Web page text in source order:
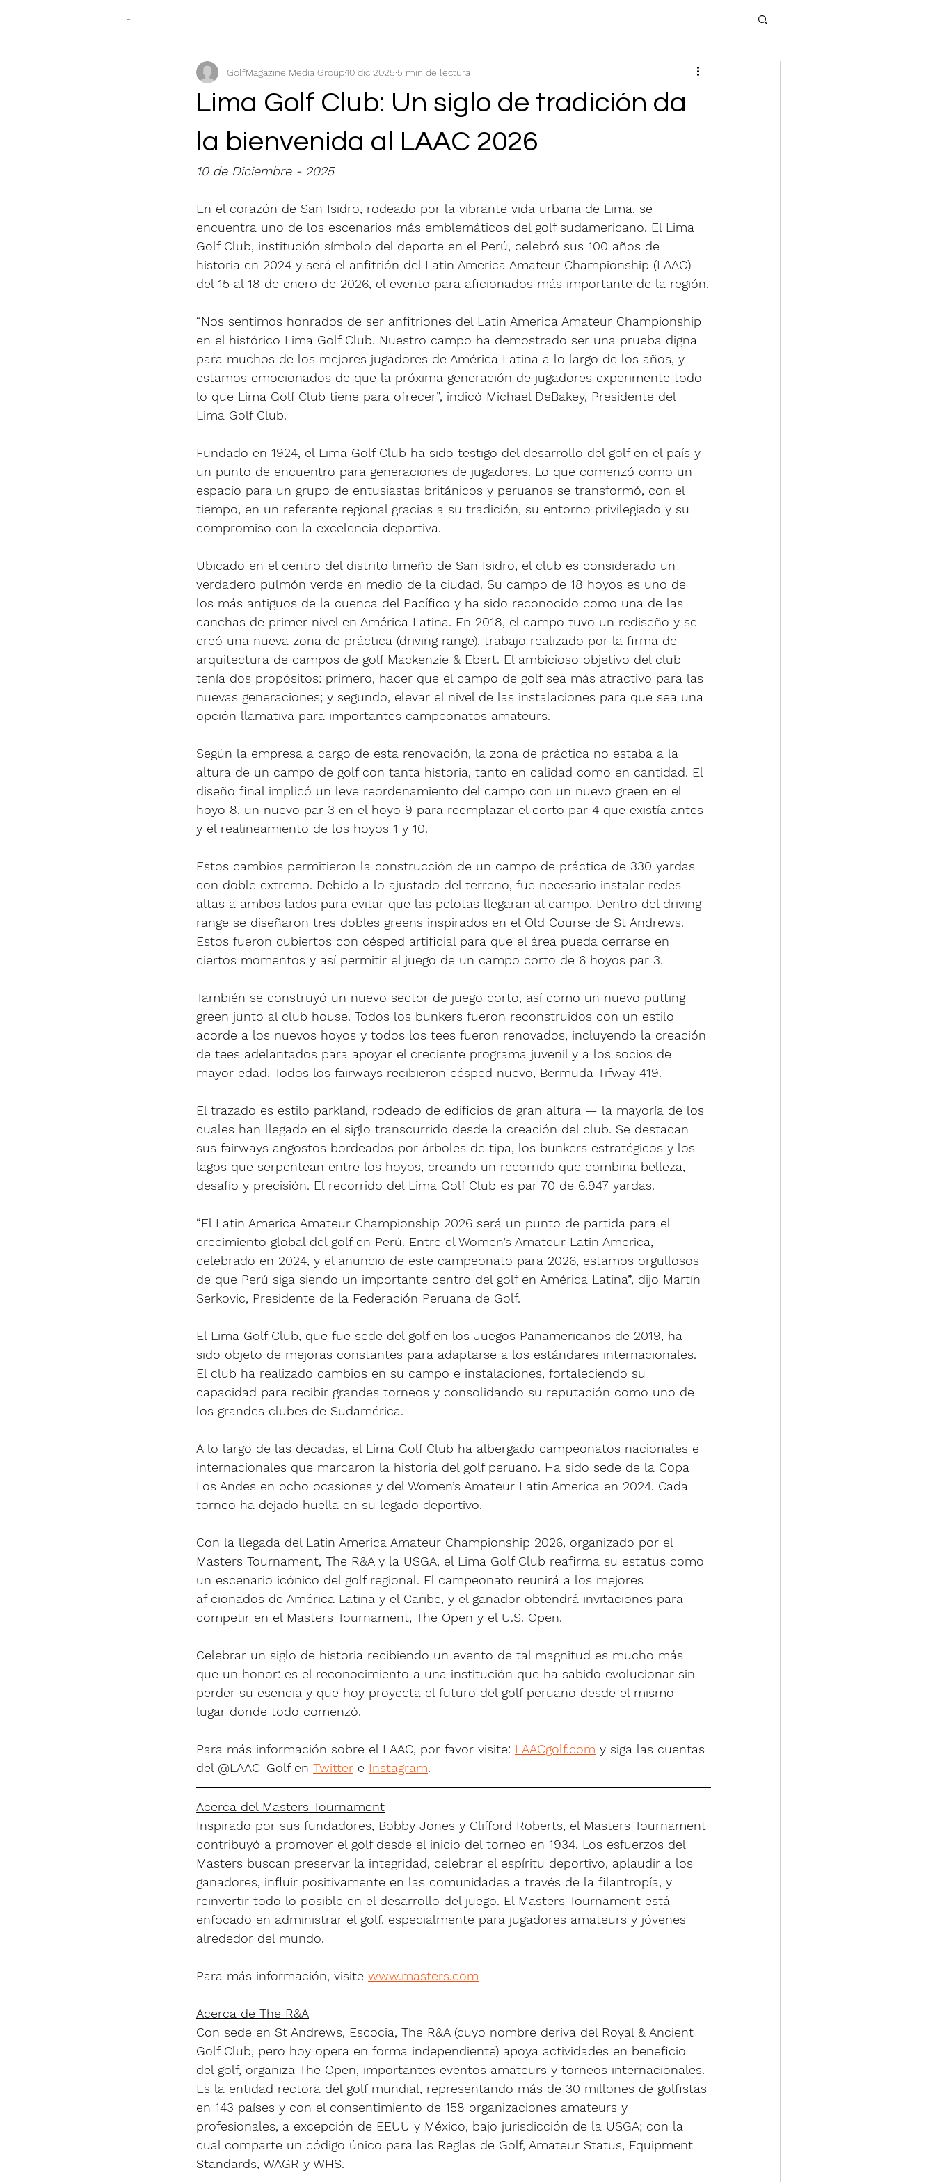
-
Lima Golf Club: Un siglo de tradición da
la bienvenida al LAAC 2026
GolfMagazine Media Group10 dic 2025 5 min de lectura
10 de Diciembre - 2025
En el corazón de San Isidro, rodeado por la vibrante vida urbana de Lima, se
encuentra uno de los escenarios más emblemáticos del golf sudamericano. El Lima
Golf Club, institución símbolo del deporte en el Perú, celebró sus 100 años de
historia en 2024 y será el anfitrión del Latin America Amateur Championship (LAAC)
del 15 al 18 de enero de 2026, el evento para aficionados más importante de la región.
“Nos sentimos honrados de ser anfitriones del Latin America Amateur Championship
en el histórico Lima Golf Club. Nuestro campo ha demostrado ser una prueba digna
para muchos de los mejores jugadores de América Latina a lo largo de los años, y
estamos emocionados de que la próxima generación de jugadores experimente todo
lo que Lima Golf Club tiene para ofrecer”, indicó Michael DeBakey, Presidente del
Lima Golf Club.
Fundado en 1924, el Lima Golf Club ha sido testigo del desarrollo del golf en el país y
un punto de encuentro para generaciones de jugadores. Lo que comenzó como un
espacio para un grupo de entusiastas británicos y peruanos se transformó, con el
tiempo, en un referente regional gracias a su tradición, su entorno privilegiado y su
compromiso con la excelencia deportiva.
Ubicado en el centro del distrito limeño de San Isidro, el club es considerado un
verdadero pulmón verde en medio de la ciudad. Su campo de 18 hoyos es uno de
los más antiguos de la cuenca del Pacífico y ha sido reconocido como una de las
canchas de primer nivel en América Latina. En 2018, el campo tuvo un rediseño y se
creó una nueva zona de práctica (driving range), trabajo realizado por la firma de
arquitectura de campos de golf Mackenzie & Ebert. El ambicioso objetivo del club
tenía dos propósitos: primero, hacer que el campo de golf sea más atractivo para las
nuevas generaciones; y segundo, elevar el nivel de las instalaciones para que sea una
opción llamativa para importantes campeonatos amateurs.
Según la empresa a cargo de esta renovación, la zona de práctica no estaba a la
altura de un campo de golf con tanta historia, tanto en calidad como en cantidad. El
diseño final implicó un leve reordenamiento del campo con un nuevo green en el
hoyo 8, un nuevo par 3 en el hoyo 9 para reemplazar el corto par 4 que existía antes
y el realineamiento de los hoyos 1 y 10.
Estos cambios permitieron la construcción de un campo de práctica de 330 yardas
con doble extremo. Debido a lo ajustado del terreno, fue necesario instalar redes
altas a ambos lados para evitar que las pelotas llegaran al campo. Dentro del driving
range se diseñaron tres dobles greens inspirados en el Old Course de St Andrews.
Estos fueron cubiertos con césped artificial para que el área pueda cerrarse en
ciertos momentos y así permitir el juego de un campo corto de 6 hoyos par 3.
También se construyó un nuevo sector de juego corto, así como un nuevo putting
green junto al club house. Todos los bunkers fueron reconstruidos con un estilo
acorde a los nuevos hoyos y todos los tees fueron renovados, incluyendo la creación
de tees adelantados para apoyar el creciente programa juvenil y a los socios de
mayor edad. Todos los fairways recibieron césped nuevo, Bermuda Tifway 419.
El trazado es estilo parkland, rodeado de edificios de gran altura — la mayoría de los
cuales han llegado en el siglo transcurrido desde la creación del club. Se destacan
sus fairways angostos bordeados por árboles de tipa, los bunkers estratégicos y los
lagos que serpentean entre los hoyos, creando un recorrido que combina belleza,
desafío y precisión. El recorrido del Lima Golf Club es par 70 de 6.947 yardas.
“El Latin America Amateur Championship 2026 será un punto de partida para el
crecimiento global del golf en Perú. Entre el Women’s Amateur Latin America,
celebrado en 2024, y el anuncio de este campeonato para 2026, estamos orgullosos
de que Perú siga siendo un importante centro del golf en América Latina”, dijo Martín
Serkovic, Presidente de la Federación Peruana de Golf.
El Lima Golf Club, que fue sede del golf en los Juegos Panamericanos de 2019, ha
sido objeto de mejoras constantes para adaptarse a los estándares internacionales.
El club ha realizado cambios en su campo e instalaciones, fortaleciendo su
capacidad para recibir grandes torneos y consolidando su reputación como uno de
los grandes clubes de Sudamérica.
A lo largo de las décadas, el Lima Golf Club ha albergado campeonatos nacionales e
internacionales que marcaron la historia del golf peruano. Ha sido sede de la Copa
Los Andes en ocho ocasiones y del Women’s Amateur Latin America en 2024. Cada
torneo ha dejado huella en su legado deportivo.
Con la llegada del Latin America Amateur Championship 2026, organizado por el
Masters Tournament, The R&A y la USGA, el Lima Golf Club reafirma su estatus como
un escenario icónico del golf regional. El campeonato reunirá a los mejores
aficionados de América Latina y el Caribe, y el ganador obtendrá invitaciones para
competir en el Masters Tournament, The Open y el U.S. Open.
Celebrar un siglo de historia recibiendo un evento de tal magnitud es mucho más
que un honor: es el reconocimiento a una institución que ha sabido evolucionar sin
perder su esencia y que hoy proyecta el futuro del golf peruano desde el mismo
lugar donde todo comenzó.
Para más información sobre el LAAC, por favor visite: LAACgolf.com y siga las cuentas
del @LAAC_Golf en Twitter e Instagram.
Acerca del Masters Tournament
Inspirado por sus fundadores, Bobby Jones y Clifford Roberts, el Masters Tournament
contribuyó a promover el golf desde el inicio del torneo en 1934. Los esfuerzos del
Masters buscan preservar la integridad, celebrar el espíritu deportivo, aplaudir a los
ganadores, influir positivamente en las comunidades a través de la filantropía, y
reinvertir todo lo posible en el desarrollo del juego. El Masters Tournament está
enfocado en administrar el golf, especialmente para jugadores amateurs y jóvenes
alrededor del mundo.
Para más información, visite www.masters.com
Acerca de The R&A
Con sede en St Andrews, Escocia, The R&A (cuyo nombre deriva del Royal & Ancient
Golf Club, pero hoy opera en forma independiente) apoya actividades en beneficio
del golf, organiza The Open, importantes eventos amateurs y torneos internacionales.
Es la entidad rectora del golf mundial, representando más de 30 millones de golfistas
en 143 países y con el consentimiento de 158 organizaciones amateurs y
profesionales, a excepción de EEUU y México, bajo jurisdicción de la USGA; con la
cual comparte un código único para las Reglas de Golf, Amateur Status, Equipment
Standards, WAGR y WHS.